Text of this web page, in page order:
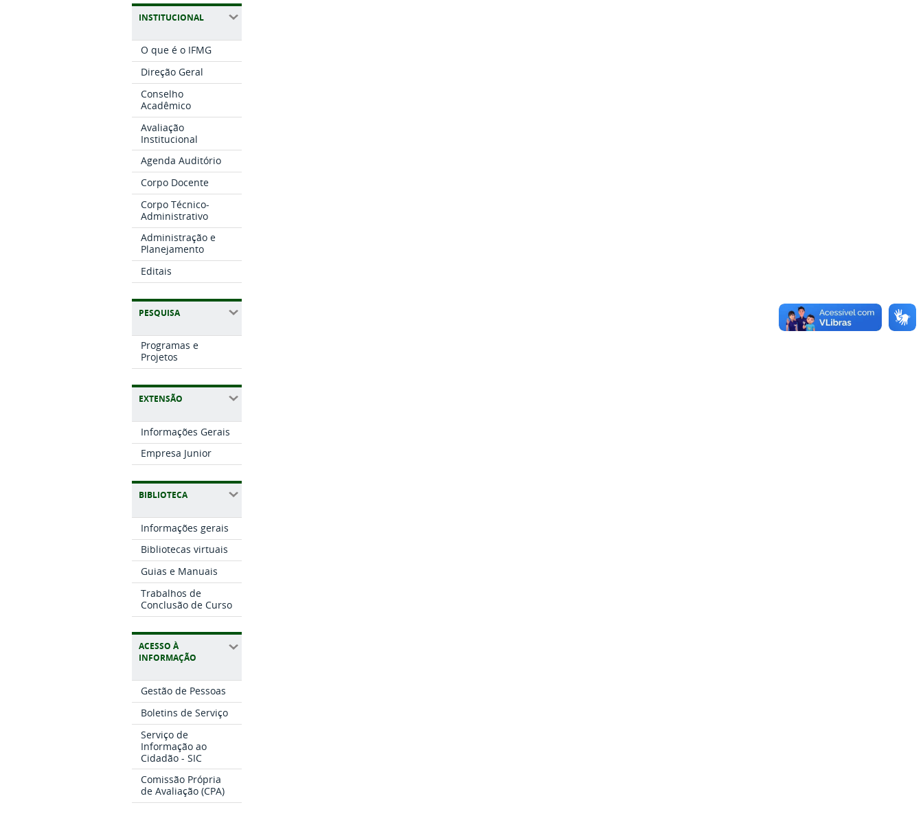
INSTITUCIONAL
O que é o IFMG
Direção Geral
Conselho
Acadêmico
Avaliação
Institucional
Agenda Auditório
Corpo Docente
Corpo Técnico-
Administrativo
Administração e
Planejamento
Editais
PESQUISA
Programas e
Projetos
EXTENSÃO
Informações Gerais
Empresa Junior
BIBLIOTECA
Informações gerais
Bibliotecas virtuais
Guias e Manuais
Trabalhos de
Conclusão de Curso
ACESSO À
INFORMAÇÃO
Gestão de Pessoas
Boletins de Serviço
Serviço de
Informação ao
Cidadão - SIC
Comissão Própria
de Avaliação (CPA)